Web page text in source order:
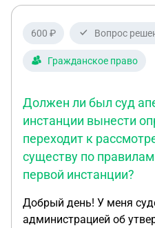
пенсии. Спасибо
600 ₽ Вопрос
Гражданское право
Должен ли был суд
инстанции вынести
переходит к
существу по
первой инстанции?
Добрый день! У меня
администрацией об утверждении схемы